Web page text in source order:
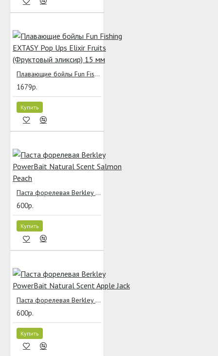
Плавающие бойлы Fun Fishing EXTASY Pop Ups Elixir Fruits (Фруктовый эликсир) 15 мм
1679р.
Купить
Паста форелевая Berkley PowerBait Natural Scent Salmon Peach
600р.
Купить
Паста форелевая Berkley PowerBait Natural Scent Apple Jack
600р.
Купить